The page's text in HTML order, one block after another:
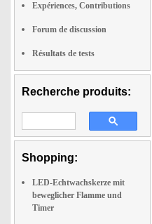
Expériences, Contributions
Forum de discussion
Résultats de tests
Recherche produits:
Shopping:
LED-Echtwachskerze mit
beweglicher Flamme und
Timer